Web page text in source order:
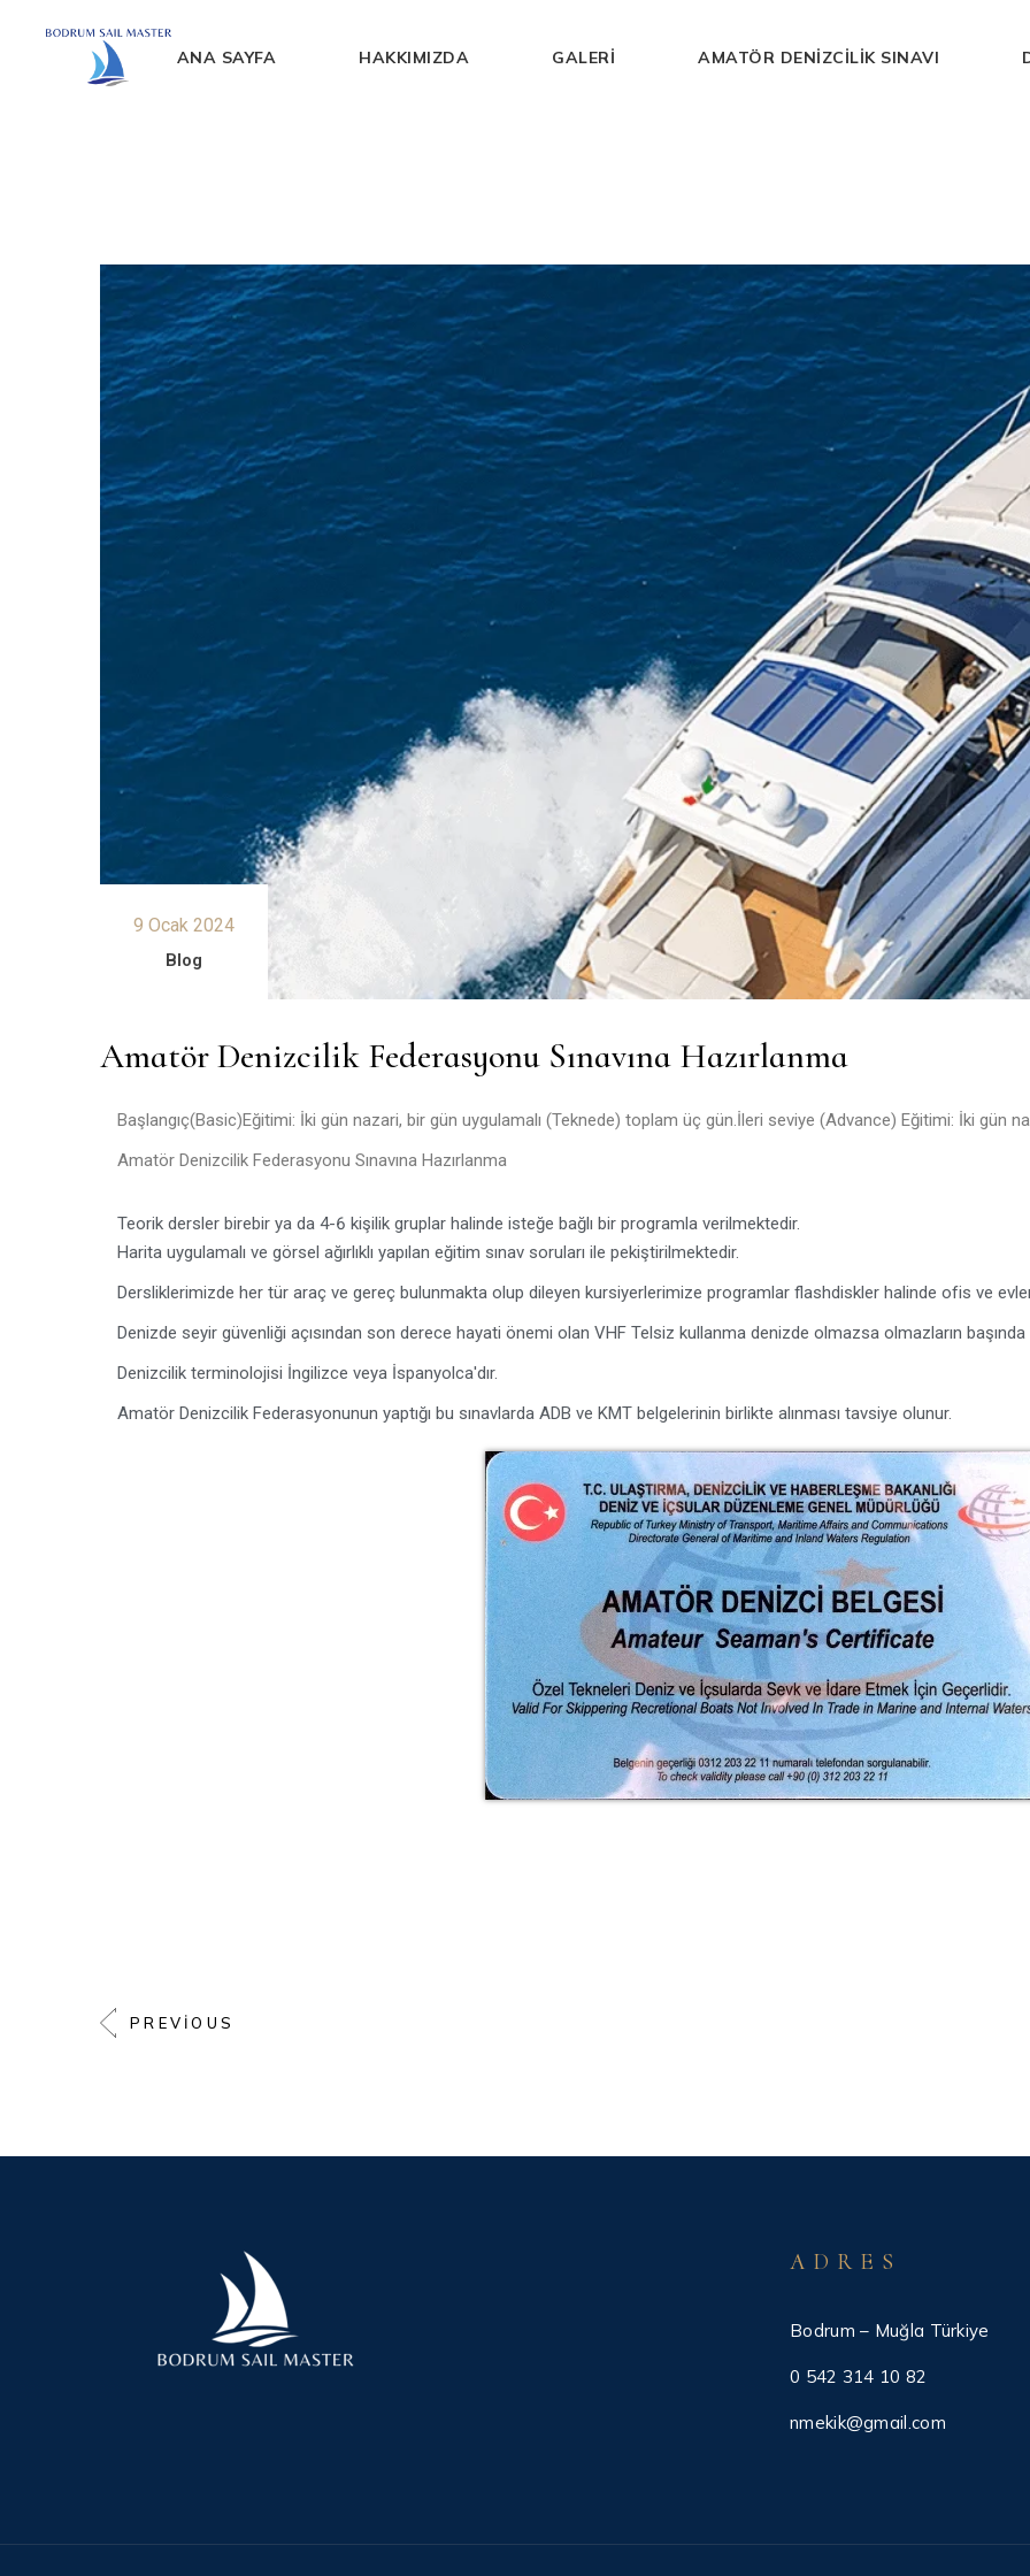
ANA SAYFA HAKKIMIZDA GALERI AMATÖR DENIZCILIK SINAVI
9 Ocak 2024
Blog
Amatör Denizcilik Federasyonu Sınavına Hazırlanma
Başlangıç(Basic)Eğitimi: İki gün nazari, bir gün uygulamalı (Teknede) toplam üç gün.İleri seviye (Advance) Eğitimi: İki gün
Amatör Denizcilik Federasyonu Sınavına Hazırlanma
Teorik dersler birebir ya da 4-6 kişilik gruplar halinde isteğe bağlı bir programla verilmektedir.
Harita uygulamalı ve görsel ağırlıklı yapılan eğitim sınav soruları ile pekiştirilmektedir.
Dersliklerimizde her tür araç ve gereç bulunmakta olup dileyen kursiyerlerimize programlar flashdiskler halinde ofis ve
Denizde seyir güvenliği açısından son derece hayati önemi olan VHF Telsiz kullanma denizde olmazsa olmazların başında
Denizcilik terminolojisi İngilizce veya İspanyolca'dır.
Amatör Denizcilik Federasyonunun yaptığı bu sınavlarda ADB ve KMT belgelerinin birlikte alınması tavsiye olunur.
PREVIOUS
ADRES
Bodrum – Muğla Türkiye
0 542 314 10 82
nmekik@gmail.com